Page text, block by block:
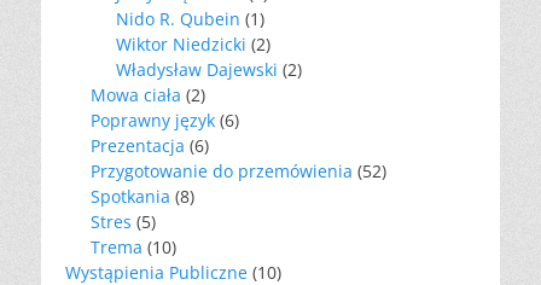
Nido R. Qubein (1)
Wiktor Niedzicki (2)
Władysław Dajewski (2)
Mowa ciała (2)
Poprawny język (6)
Prezentacja (6)
Przygotowanie do przemówienia (52)
Spotkania (8)
Stres (5)
Trema (10)
Wystąpienia Publiczne (10)